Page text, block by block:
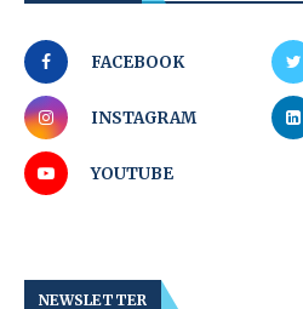
FACEBOOK
INSTAGRAM
YOUTUBE
NEWSLETTER